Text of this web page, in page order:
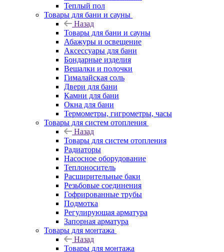
Теплый пол
Товары для бани и сауны
Назад
Товары для бани и сауны
Абажуры и освещение
Аксессуары для бани
Бондарные изделия
Вешалки и полочки
Гималайская соль
Двери для бани
Камни для бани
Окна для бани
Термометры, гигрометры, часы
Товары для систем отопления
Назад
Товары для систем отопления
Радиаторы
Насосное оборудование
Теплоноситель
Расширительные баки
Резьбовые соединения
Гофрированные трубы
Подмотка
Регулирующая арматура
Запорная арматура
Товары для монтажа
Назад
Товары для монтажа